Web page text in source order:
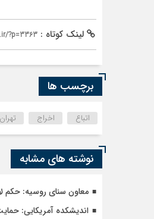
لینک کوتاه : ?p=3363
برچسب ها
اتباع اخراج تهران
نوشته های مشابه
معاون سنای روسیه: حکم
اندیشکده آمریکایی: